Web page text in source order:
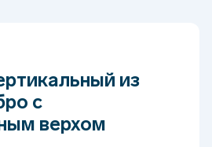
из
с
верхом